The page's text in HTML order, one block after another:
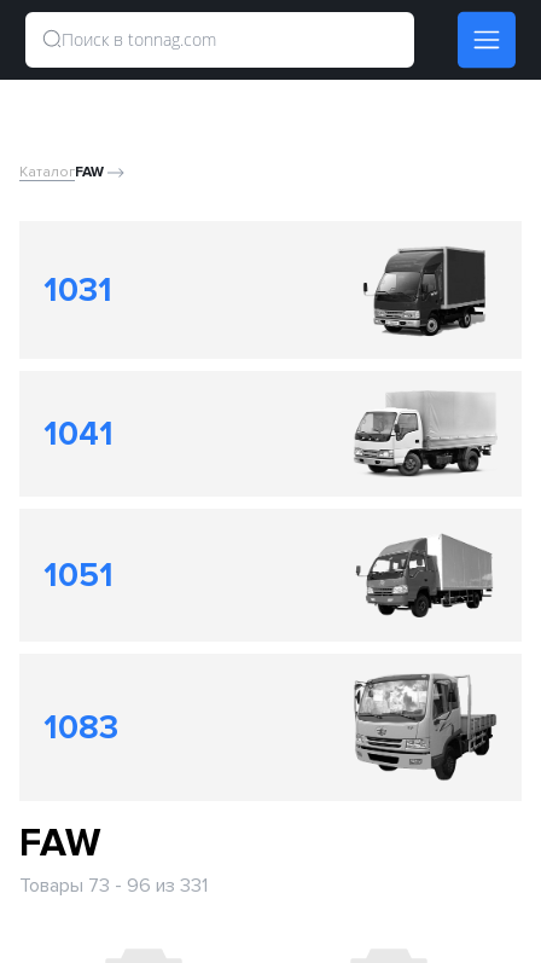
КаталогFAW
1031
1041
1051
1083
FAW
Товары 73 - 96 из 331